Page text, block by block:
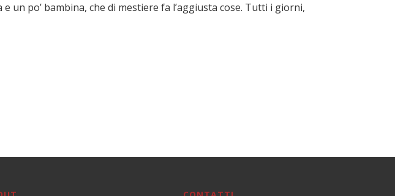
un po’ bambina, che di mestiere fa l’aggiusta cose. Tutti i giorni,